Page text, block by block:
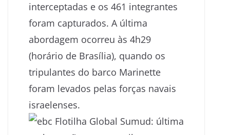
interceptadas e os 461 integrantes
foram capturados. A última
abordagem ocorreu às 4h29
(horário de Brasília), quando os
tripulantes do barco Marinette
foram levados pelas forças navais
israelenses.